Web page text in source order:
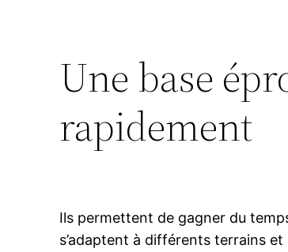
Une base
rapidement
Ils permettent de gagner du
s’adaptent à différents terrains